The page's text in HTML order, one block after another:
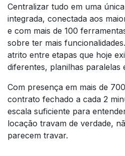
Centralizar tudo em uma
integrada, conectada aos
e com mais de 100
sobre ter mais
atrito entre etapas que hoje
diferentes, planilhas paralelas
Com presença em mais de
contrato fechado a cada 2
escala suficiente para
locação travam de verdade,
parecem travar.